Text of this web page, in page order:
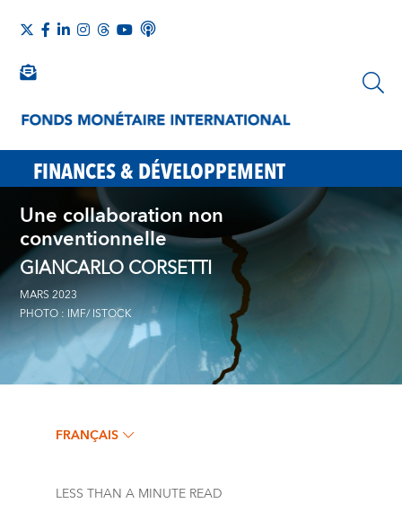
FINANCES & DÉVELOPPEMENT
Une collaboration non
conventionnelle
GIANCARLO CORSETTI
MARS 2023
PHOTO : IMF/ ISTOCK
FRANÇAIS
LESS THAN A MINUTE READ